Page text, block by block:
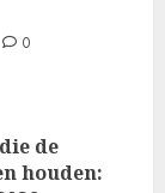
0
de
houden: